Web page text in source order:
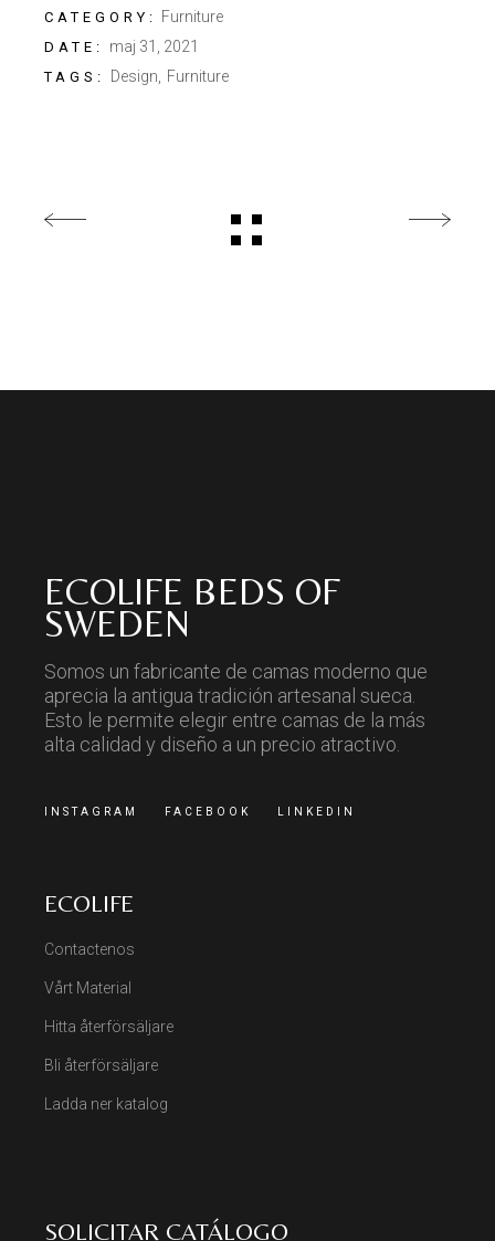
CATEGORY: Furniture
DATE: maj 31, 2021
TAGS: Design Furniture
ECOLIFE BEDS OF
SWEDEN
Somos un fabricante de camas moderno que
aprecia la antigua tradición artesanal sueca.
Esto le permite elegir entre camas de la más
alta calidad y diseño a un precio atractivo.
INSTAGRAM FACEBOOK LINKEDIN
ECOLIFE
Contactenos
Vårt Material
Hitta återförsäljare
Bli återförsäljare
Ladda ner katalog
SOLICITAR CATÁLOGO